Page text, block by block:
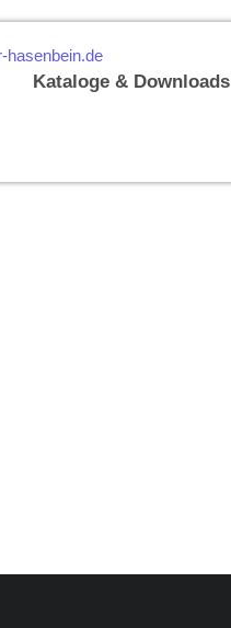
hasenbein.de
Kataloge & Downloads